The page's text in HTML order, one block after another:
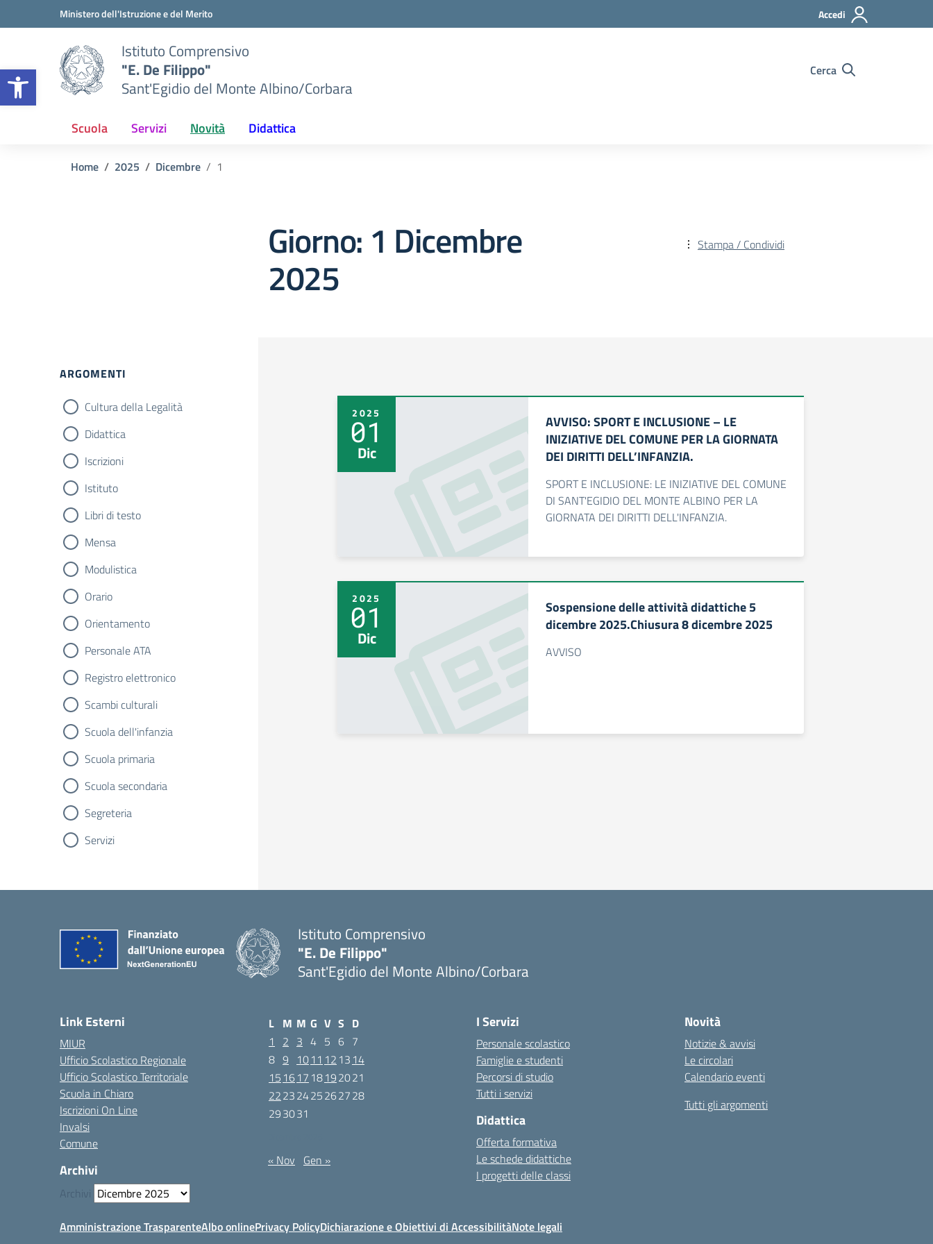
Apri la barra degli strumenti
Vai ai contenuti
Vai al menu di navigazioneMinistero dell'Istruzione e del Merito Accedi
Istituto Comprensivo
"E. De Filippo"
Sant'Egidio del Monte Albino/Corbara
Cerca
Scuola Servizi Novità Didattica
Home 2025 Dicembre 1
Giorno: 1 Dicembre
2025
Stampa / Condividi
ARGOMENTI
Cultura della Legalità
Didattica
Iscrizioni
Istituto
Libri di testo
Mensa
Modulistica
Orario
Orientamento
Personale ATA
Registro elettronico
Scambi culturali
Scuola dell'infanzia
Scuola primaria
Scuola secondaria
Segreteria
Servizi
2025
01
Dic
AVVISO: SPORT E INCLUSIONE – LE
INIZIATIVE DEL COMUNE PER LA GIORNATA
DEI DIRITTI DELL’INFANZIA.
SPORT E INCLUSIONE: LE INIZIATIVE DEL COMUNE
DI SANT'EGIDIO DEL MONTE ALBINO PER LA
GIORNATA DEI DIRITTI DELL'INFANZIA.
2025
01
Dic
Sospensione delle attività didattiche 5
dicembre 2025.Chiusura 8 dicembre 2025
AVVISO
Istituto Comprensivo
"E. De Filippo"
Sant'Egidio del Monte Albino/Corbara
Link Esterni
MIUR
Ufficio Scolastico Regionale
Ufficio Scolastico Territoriale
Scuola in Chiaro
Iscrizioni On Line
Invalsi
Comune
Archivi
Archivi
L M M G V S D
1
2 3 4 5 6 7
8 9 1011 12 13 14
15 1617 18192021
22232425262728
293031
« Nov Gen »
I Servizi
Personale scolastico
Famiglie e studenti
Percorsi di studio
Tutti i servizi
Didattica
Offerta formativa
Le schede didattiche
I progetti delle classi
Novità
Notizie & avvisi
Le circolari
Calendario eventi
Tutti gli argomenti
Amministrazione TrasparenteAlbo onlinePrivacy PolicyDichiarazione e Obiettivi di AccessibilitàNote legali